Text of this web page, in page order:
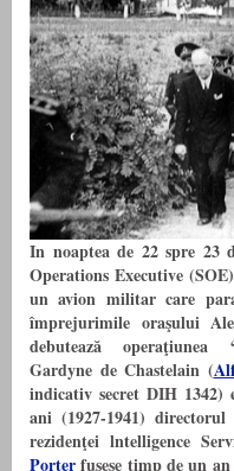
In noaptea de 22 spre 23
Operations Executive
un avion militar care
împrejurimile oraşului
debutează operaţiunea
Gardyne de Chastelain (
indicativ secret DIH 1342)
ani (1927-1941)
rezidenţei lntelligence
Porterfusese timp de un